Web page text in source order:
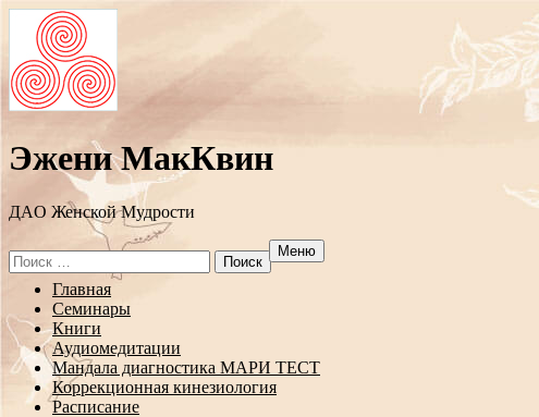
Эжени МакКвин
ДAO Женской Мудрости
Search
for:
Меню
Перейти
содержанию
Главная
Семинары
Книги
Аудиомедитации
Мандала диагностика МАРИ ТЕСТ
Коррекционная кинезиология
Расписание